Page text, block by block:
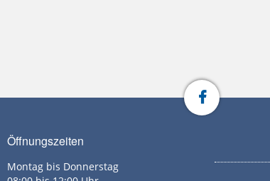
Öffnungszeiten
Montag bis Donnerstag